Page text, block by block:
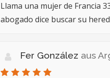
Llama una mujer de Francia
abogado dice buscar su
Fer González aus